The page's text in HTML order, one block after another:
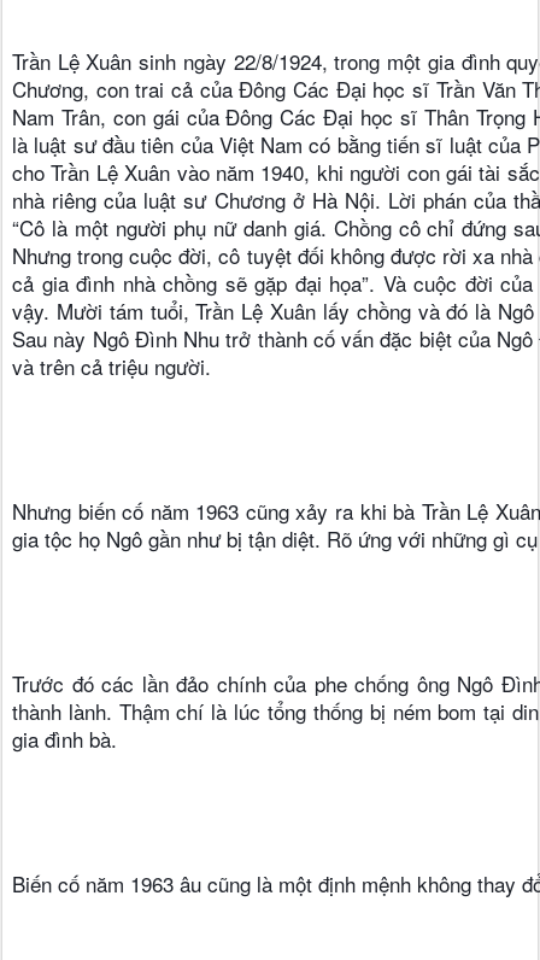
Trần Lệ Xuân sinh ngày 22/8/1924, trong một gia đình
Chương, con trai cả của Đông Các Đại học sĩ Trần Văn
Nam Trân, con gái của Đông Các Đại học sĩ Thân Trọng
là luật sư đầu tiên của Việt Nam có bằng tiến sĩ luật của
cho Trần Lệ Xuân vào năm 1940, khi người con gái tài
nhà riêng của luật sư Chương ở Hà Nội. Lời phán của
“Cô là một người phụ nữ danh giá. Chồng cô chỉ đứng
Nhưng trong cuộc đời, cô tuyệt đối không được rời xa
cả gia đình nhà chồng sẽ gặp đại họa”. Và cuộc đời
vậy. Mười tám tuổi, Trần Lệ Xuân lấy chồng và đó là
Sau này Ngô Đình Nhu trở thành cố vấn đặc biệt của
và trên cả triệu người.
Nhưng biến cố năm 1963 cũng xảy ra khi bà Trần Lệ
gia tộc họ Ngô gần như bị tận diệt. Rõ ứng với những gì
Trước đó các lần đảo chính của phe chống ông Ngô
thành lành. Thậm chí là lúc tổng thống bị ném bom tại
gia đình bà.
Biến cố năm 1963 âu cũng là một định mệnh không thay